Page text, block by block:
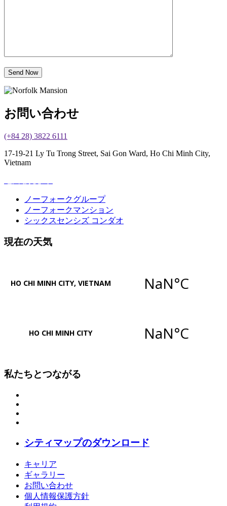
お問い合わせ
(+84 28) 3822 6111
17-19-21 Ly Tu Trong Street, Sai Gon Ward, Ho Chi Minh City,
Vietnam
ノーフォークグループ
ノーフォークマンション
シックスセンシズ コンダオ
現在の天気
私たちとつながる
シティマップのダウンロード
キャリア
ギャラリー
お問い合わせ
個人情報保護方針